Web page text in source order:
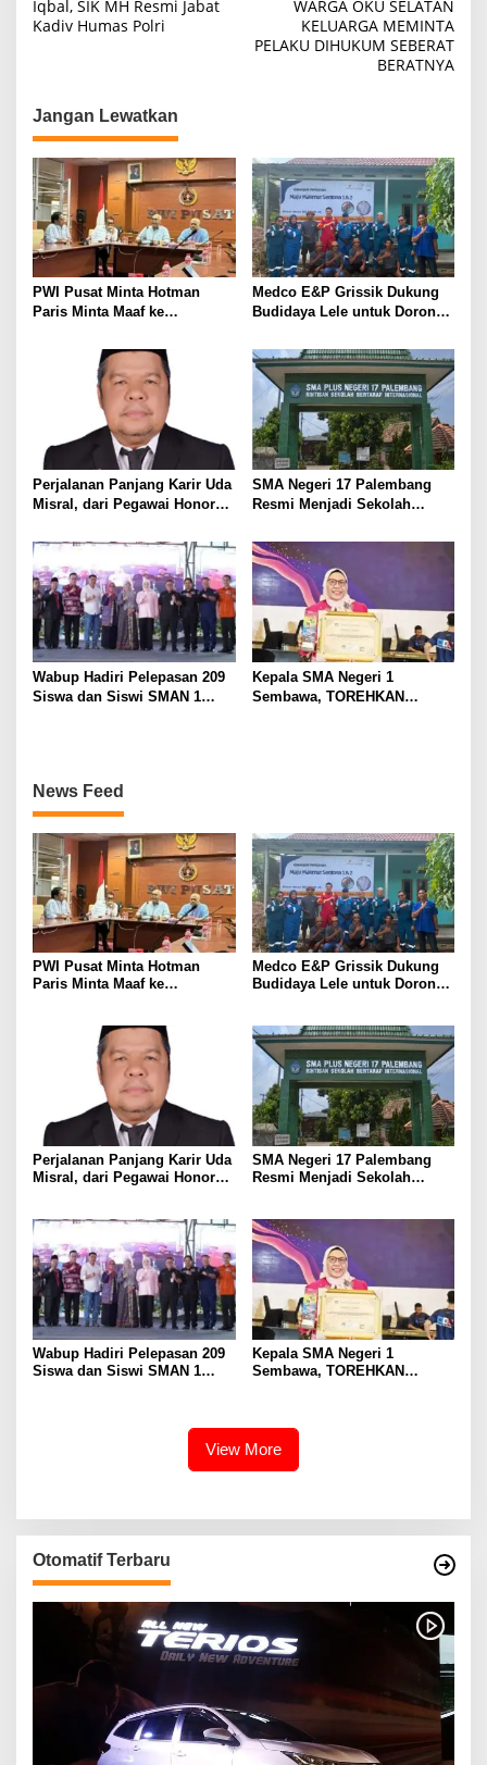
v
a
s
i
p
o
s
Iqbal, SIK MH Resmi Jabat
Kadiv Humas Polri
WARGA OKU SELATAN
KELUARGA MEMINTA
PELAKU DIHUKUM SEBERAT
BERATNYA
Jangan Lewatkan
PWI Pusat Minta Hotman
Paris Minta Maaf ke
Pers Harus Dihormati
Medco E&P Grissik Dukung
Budidaya Lele untuk Dorong
Masyarakat
Perjalanan Panjang Karir Uda
Misral, dari Pegawai Honorer
Karir Jabatan Struktural
Eselon III
SMA Negeri 17 Palembang
Resmi Menjadi Sekolah
Wabup Hadiri Pelepasan 209
Siswa dan Siswi SMAN 1
Kepala SMA Negeri 1
Sembawa, TOREHKAN
News Feed
PWI Pusat Minta Hotman
Paris Minta Maaf ke
Medco E&P Grissik Dukung
Budidaya Lele untuk Dorong
Perjalanan Panjang Karir Uda
Misral, dari Pegawai Honorer
Eselon III
SMA Negeri 17 Palembang
Resmi Menjadi Sekolah
Wabup Hadiri Pelepasan 209
Siswa dan Siswi SMAN 1
Kepala SMA Negeri 1
Sembawa, TOREHKAN
View More
Otomatif Terbaru